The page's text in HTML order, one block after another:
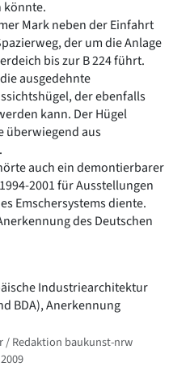
könnte.
Mark neben der Einfahrt
der um die Anlage
bis zur B 224 führt.
ausgedehnte
der ebenfalls
kann. Der Hügel
überwiegend aus
auch ein demontierbarer
2001 für Ausstellungen
Emschersystems diente.
des Deutschen
Industriearchitektur
BDA), Anerkennung
Redaktion baukunst-nrw